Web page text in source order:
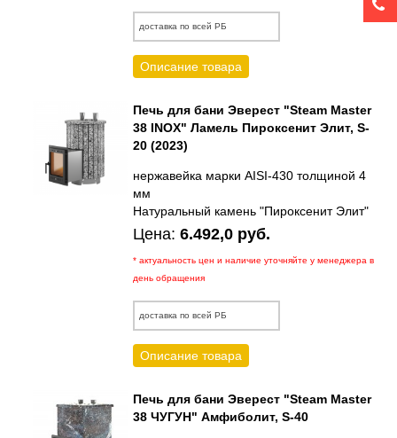
доставка по всей РБ
Описание товара
Печь для бани Эверест "Steam Master
38 INOX" Ламель Пироксенит Элит, S-
20 (2023)
нержавейка марки AISI-430 толщиной 4
мм
Натуральный камень "Пироксенит Элит"
Цена: 6.492,0 руб.
* актуальность цен и наличие уточняйте у менеджера в
день обращения
доставка по всей РБ
Описание товара
Печь для бани Эверест "Steam Master
38 ЧУГУН" Амфиболит, S-40